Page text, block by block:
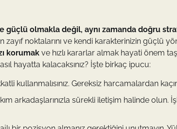
güçlü olmakla değil, aynı zamanda doğru
noktalarını ve kendi karakterinizin güçlü
korumak ve hızlı kararlar almak hayati önem
hayatta kalacaksınız? İşte birkaç ipucu:
kullanmalısınız. Gereksiz harcamalardan
arkadaşlarınızla sürekli iletişim halinde olun.